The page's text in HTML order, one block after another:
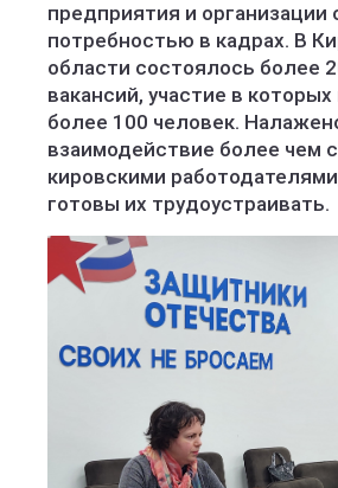
предприятия и организации
потребностью в кадрах. В
области состоялось более
вакансий, участие в
более 100 человек.
взаимодействие более чем
кировскими
готовы их трудоустраивать.